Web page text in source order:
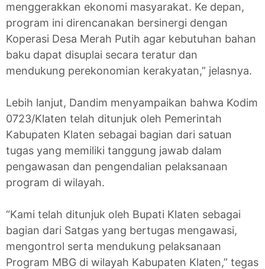
menggerakkan ekonomi masyarakat. Ke depan,
program ini direncanakan bersinergi dengan
Koperasi Desa Merah Putih agar kebutuhan bahan
baku dapat disuplai secara teratur dan
mendukung perekonomian kerakyatan,” jelasnya.
Lebih lanjut, Dandim menyampaikan bahwa Kodim
0723/Klaten telah ditunjuk oleh Pemerintah
Kabupaten Klaten sebagai bagian dari satuan
tugas yang memiliki tanggung jawab dalam
pengawasan dan pengendalian pelaksanaan
program di wilayah.
“Kami telah ditunjuk oleh Bupati Klaten sebagai
bagian dari Satgas yang bertugas mengawasi,
mengontrol serta mendukung pelaksanaan
Program MBG di wilayah Kabupaten Klaten,” tegas